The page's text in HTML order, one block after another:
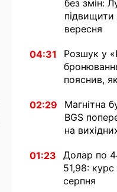
без змін:
вересня
04:31
Розшук у
пояснив,
02:29
Магнітна
BGS
на
01:23
Долар по
51,98:
серпня